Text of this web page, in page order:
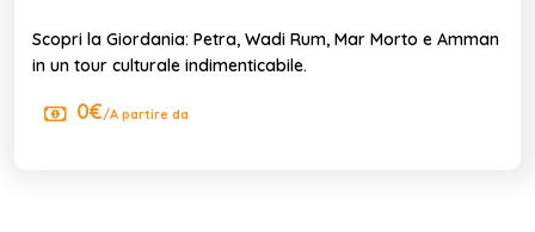
Scopri la Giordania: Petra, Wadi Rum, Mar Morto e Amman
in un tour culturale indimenticabile.
0€/A partire da